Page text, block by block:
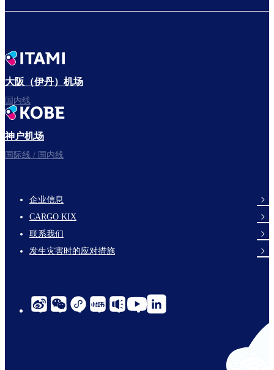
出发啦！
祝您旅途愉快。
大阪（伊丹）机场
国内线
神户机场
国际线 / 国内线
footer-
links-
en-
企业信息
CARGO KIX
联系我们
发生灾害时的应对措施
social-